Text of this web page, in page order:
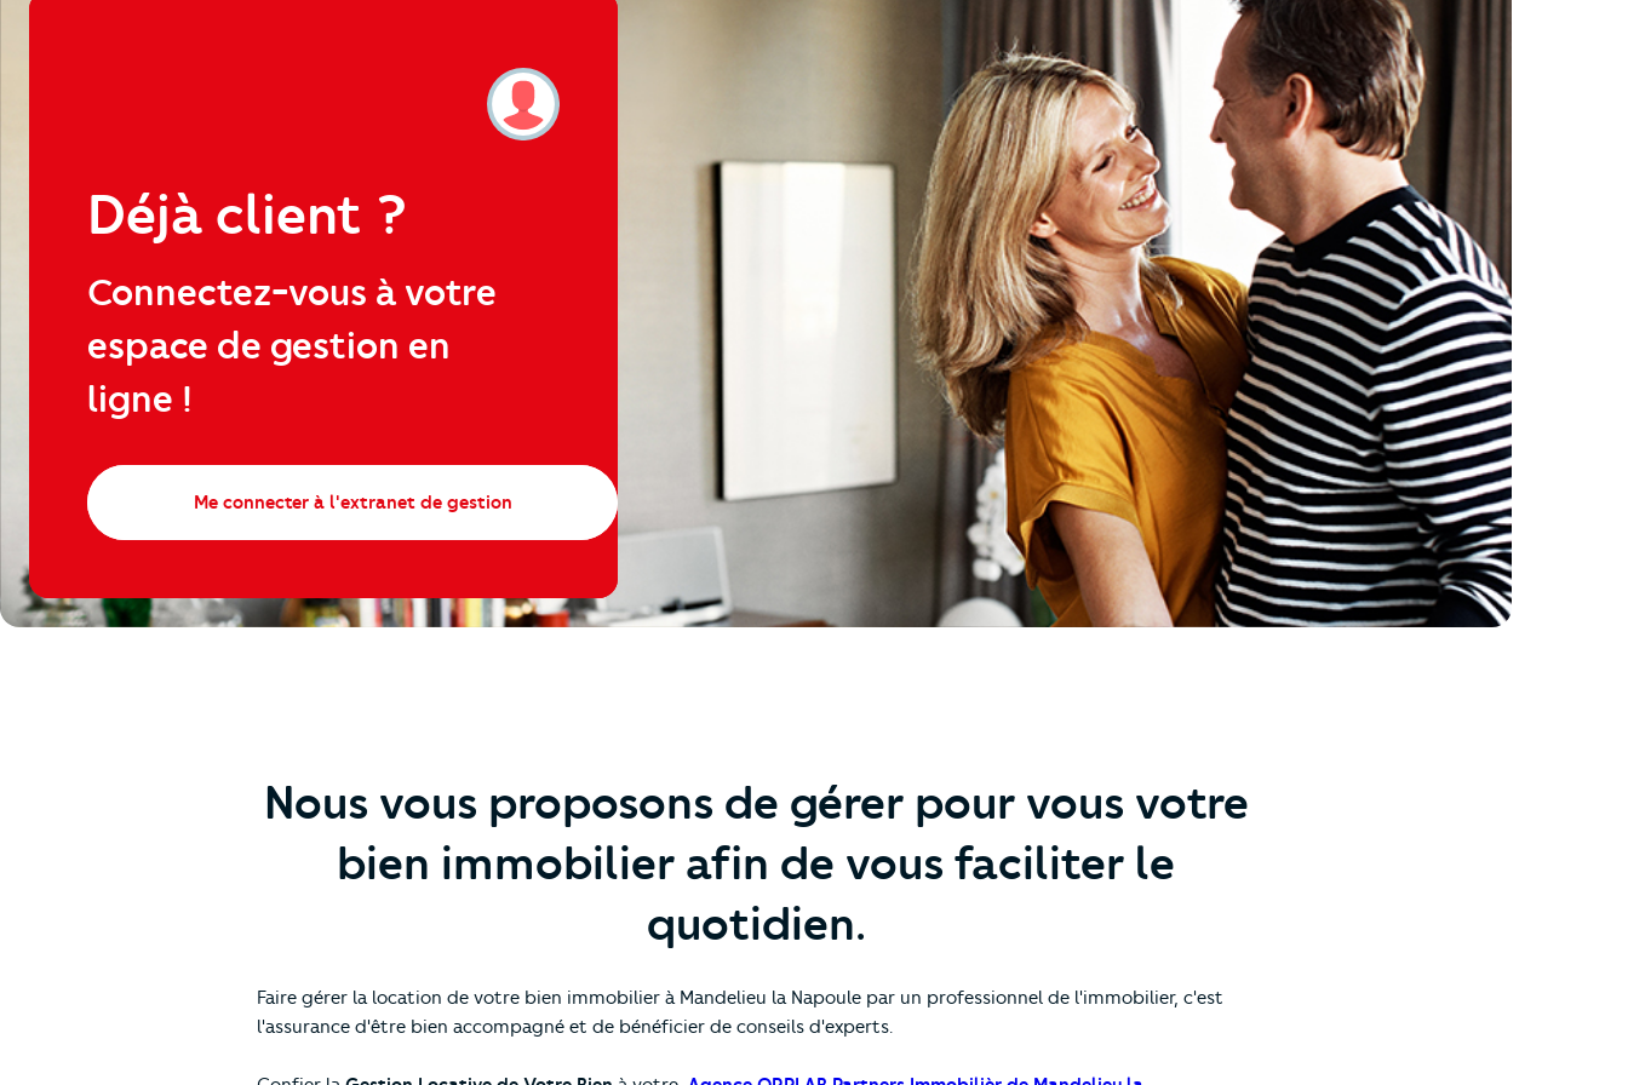
Déjà client ?
Connectez-vous à votre
espace de gestion en
ligne !
Me connecter à l'extranet de gestion
Nous vous proposons de gérer pour vous votre
bien immobilier afin de vous faciliter le
quotidien.
Faire gérer la location de votre bien immobilier à Mandelieu la Napoule par un professionnel de l'immobilier, c'est
l'assurance d'être bien accompagné et de bénéficier de conseils d'experts.